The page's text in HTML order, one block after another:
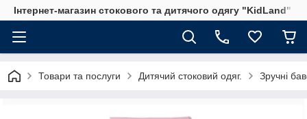
Інтернет-магазин стокового та дитячого одягу "KidLand"
Товари та послуги Дитячий стоковий одяг. Зручні